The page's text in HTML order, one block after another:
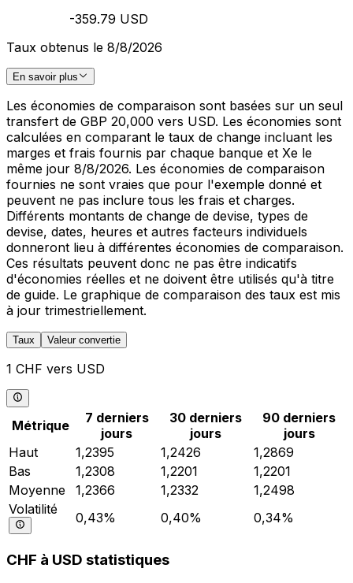
-359.79 USD
Taux obtenus le 8/8/2026
En savoir plus
Les économies de comparaison sont basées sur un seul
transfert de GBP 20,000 vers USD. Les économies sont
calculées en comparant le taux de change incluant les
marges et frais fournis par chaque banque et Xe le
même jour 8/8/2026. Les économies de comparaison
fournies ne sont vraies que pour l'exemple donné et
peuvent ne pas inclure tous les frais et charges.
Différents montants de change de devise, types de
devise, dates, heures et autres facteurs individuels
donneront lieu à différentes économies de comparaison.
Ces résultats peuvent donc ne pas être indicatifs
d'économies réelles et ne doivent être utilisés qu'à titre
de guide. Le graphique de comparaison des taux est mis
à jour trimestriellement.
Taux Valeur convertie
1 CHF vers USD
Métrique
7 derniers
jours
30 derniers
jours
90 derniers
jours
Haut
1,2395 1,2426
1,2869
Bas
1,2308 1,2201
1,2201
Moyenne
1,2366 1,2332
1,2498
Volatilité
0,43% 0,40% 0,34%
CHF à USD statistiques